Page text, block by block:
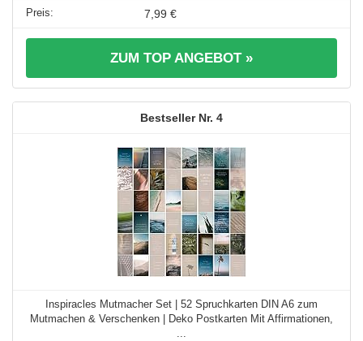
7,99 €
ZUM TOP ANGEBOT »
4
Inspiracles Mutmacher Set | 52 Spruchkarten DIN A6 zum
Mutmachen & Verschenken | Deko Postkarten Mit Affirmationen,